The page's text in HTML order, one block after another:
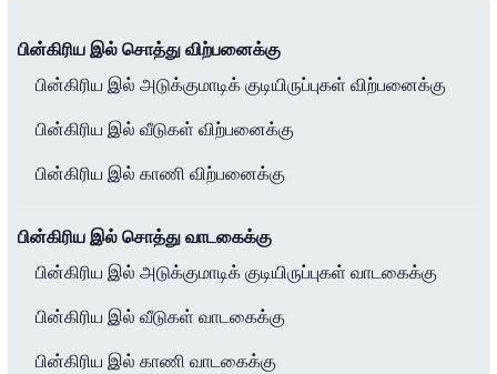
பின்கிரிய இல் சொத்து விற்பனைக்கு
பின்கிரிய இல் அடுக்குமாடிக் குடியிருப்புகள் விற்பனைக்கு
பின்கிரிய இல் வீடுகள் விற்பனைக்கு
பின்கிரிய இல் காணி விற்பனைக்கு
பின்கிரிய இல் சொத்து வாடகைக்கு
பின்கிரிய இல் அடுக்குமாடிக் குடியிருப்புகள் வாடகைக்கு
பின்கிரிய இல் வீடுகள் வாடகைக்கு
பின்கிரிய இல் காணி வாடகைக்கு